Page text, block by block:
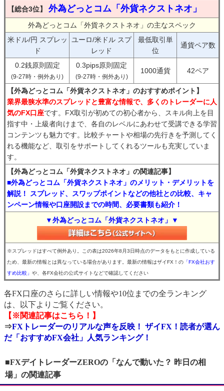
【総合3位】 外為どっとコム「外貨ネクストネオ」
外為どっとコム「外貨ネクストネオ」の主なスペック
米ドル/円 スプレッ
ド
ユーロ/米ドル スプ
レッド
最低取引単
位
通貨ペア数
0.2銭原則固定
(9-27時・例外あり)
0.3pips原則固定
(9-27時・例外あり)
1000通貨 42ペア
【外為どっとコム「外貨ネクストネオ」のおすすめポイント】
業界最狭水準のスプレッドと豊富な情報で、多くのトレーダーに人
気のFX口座です。FX取引が初めての初心者から、スキル向上を目
指す中・上級者向けまで、各自のレベルにあわせて受講できる学習
コンテンツも魅力です。比較チャートや相場の先行きを予測してく
れる機能など、取引をサポートしてくれるツールも充実していま
す。
【外為どっとコム「外貨ネクストネオ」の関連記事】
■外為どっとコム「外貨ネクストネオ」のメリット・デメリットを
解説！ スプレッド、スワップポイントなどの他社との比較、キャ
ンペーン情報や口座開設までの時間、必要書類も紹介！
▼外為どっとコム「外貨ネクストネオ」▼
※スプレッドはすべて例外あり。この表は2026年8月3日時点のデータをもとに作成している
ため、最新の情報とは異なっている場合があります。最新の情報はザイFX！の 「FX会社おす
すめ比較」 や、各FX会社の公式サイトなどで確認してください
各FX口座のさらに詳しい情報や10位までの全ランキング
は、以下よりご覧ください。
【※関連記事はこちら！】
⇒FXトレーダーのリアルな声を反映！ ザイFX！読者が選ん
だ「おすすめFX会社」人気ランキング！
■FXデイトレーダーZEROの「なんで動いた？ 昨日の相
場」の関連記事